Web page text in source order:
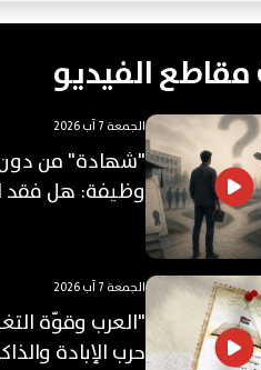
الفيديو
الجمعة 7 آب 2026
"شهادة" من
وظيفة: هل فقد
الجامعي قيمته؟
الجمعة 7 آب 2026
"العرب وقوّة
حرب الإبادة